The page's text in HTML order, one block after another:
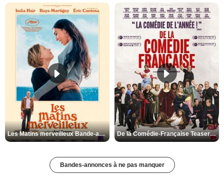
Les Matins merveilleux Bande-annonce VF De la Comédie-Française Teaser VF
Bandes-annonces à ne pas manquer